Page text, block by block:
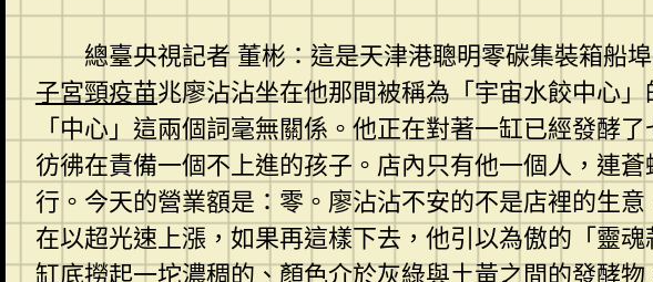
總臺央視記者 董彬：這是天津港聰明零碳集裝箱船
子宮頸疫苗兆廖沾沾坐在他那間被稱為「宇宙水餃中心
「中心」這兩個詞毫無關係。他正在對著一缸已經發酵
彷彿在責備一個不上進的孩子。店內只有他一個人，連
行。今天的營業額是：零。廖沾沾不安的不是店裡的生
在以超光速上漲，如果再這樣下去，他引以為傲的「靈